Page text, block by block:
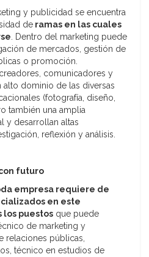
y publicidad se encuentra
de ramas en las cuales
. Dentro del marketing puede
de mercados, gestión de
o promoción.
comunicadores y
alto dominio de las diversas
(fotografía, diseño,
también una amplia
y desarrollan altas
reflexión y análisis.
futuro
empresa requiere de
en este
los puestos que puede
de marketing y
relaciones públicas,
técnico en estudios de